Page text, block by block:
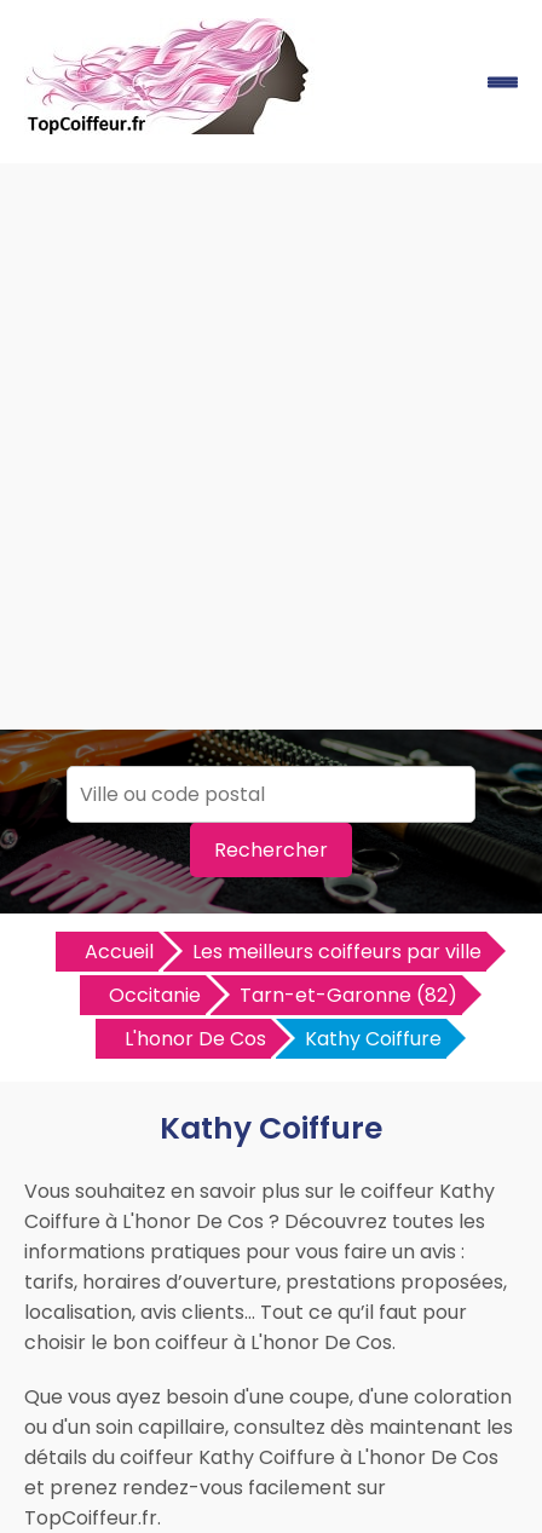
Rechercher
Accueil
Les meilleurs coiffeurs par ville
Occitanie
Tarn-et-Garonne (82)
L'honor De Cos
Kathy Coiffure
Kathy Coiffure
Vous souhaitez en savoir plus sur le coiffeur Kathy
Coiffure à L'honor De Cos ? Découvrez toutes les
informations pratiques pour vous faire un avis :
tarifs, horaires d’ouverture, prestations proposées,
localisation, avis clients… Tout ce qu’il faut pour
choisir le bon coiffeur à L'honor De Cos.
Que vous ayez besoin d'une coupe, d'une coloration
ou d'un soin capillaire, consultez dès maintenant les
détails du coiffeur Kathy Coiffure à L'honor De Cos
et prenez rendez-vous facilement sur
TopCoiffeur.fr.